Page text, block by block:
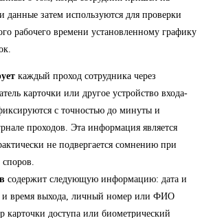
данные затем используются для проверки
рабочего времени установленному графику
каждый проход сотрудника через
карточки или другое устройство входа-
с точностью до минуты и
проходов. Эта информация является
не подвергается сомнению при
содержит следующую информацию: дата и
и время выхода, личный номер или ФИО
карточки доступа или биометрический